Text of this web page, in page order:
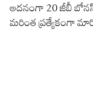
అదనంగా 20 జీబీ
మరింత ప్రత్యేకంగా